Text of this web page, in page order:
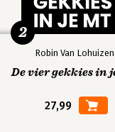
Robin Van Lohuizen
De vier gekkies in
27,99
2